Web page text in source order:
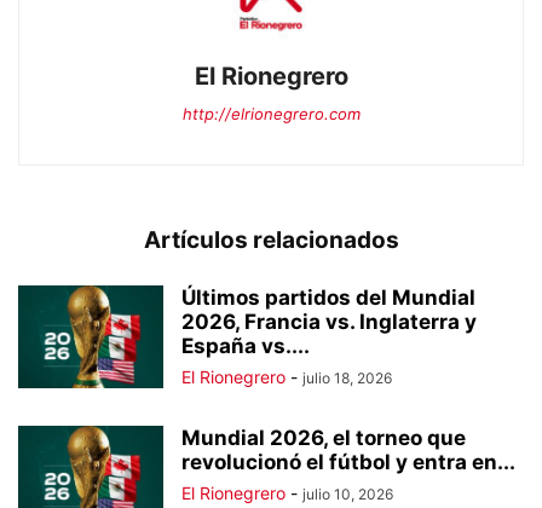
El Rionegrero
http://elrionegrero.com
Artículos relacionados
Últimos partidos del Mundial
2026, Francia vs. Inglaterra y
España vs....
El Rionegrero - julio 18, 2026
Mundial 2026, el torneo que
revolucionó el fútbol y entra en...
El Rionegrero - julio 10, 2026